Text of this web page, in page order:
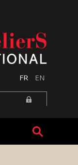
FR EN